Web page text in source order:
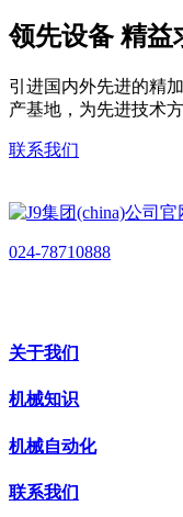
领先设备 精益
引进国内外先进的精
产基地，为先进技术
联系我们
024-78710888
关于我们
机械知识
机械自动化
联系我们